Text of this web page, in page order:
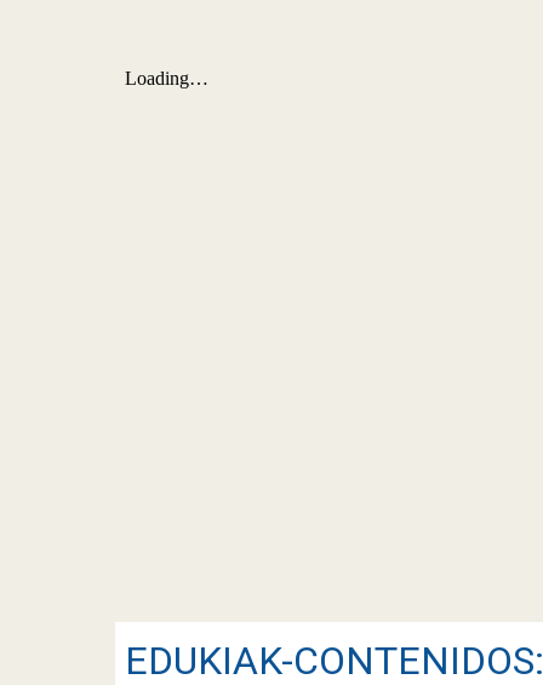
EDUKIAK-CONTENIDOS: